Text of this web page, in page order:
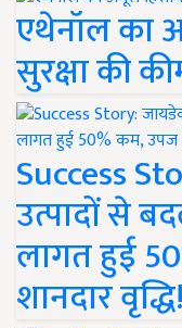
एथेनॉल का
सुरक्षा की
Success
उत्पादों से
लागत हुई
शानदार वृद्धि!